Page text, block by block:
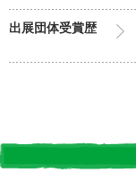
出展団体受賞歴